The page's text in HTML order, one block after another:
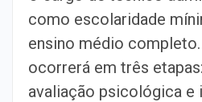
como escolaridade
ensino médio
ocorrerá em três
avaliação psicológica e